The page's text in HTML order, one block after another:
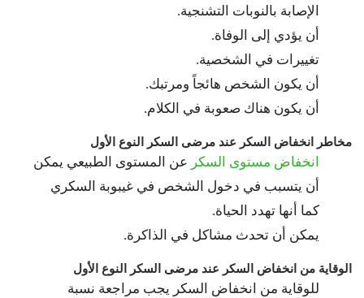
الإصابة بالنوبات التشنجية.
أن يؤدي إلى الوفاة.
تغييرات في الشخصية.
أن يكون الشخص هائجاً ومرتبك.
أن يكون هناك صعوبة في الكلام.
مخاطر انخفاض السكر عند مرضى السكر النوع الأول
انخفاض مستوى السكر عن المستوى الطبيعي يمكن
أن يتسبب في دخول الشخص في غيبوبة السكري
كما أنها تهدد الحياة.
يمكن أن تحدث مشاكل في الذاكرة.
الوقاية من انخفاض السكر عند مرضى السكر النوع الأول
للوقاية من انخفاض السكر يجب مراجعة نسبة